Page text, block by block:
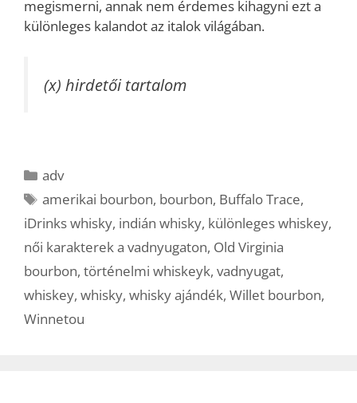
megismerni, annak nem érdemes kihagyni ezt a
különleges kalandot az italok világában.
(x) hirdetői tartalom
Kategória
adv
Címkék
amerikai bourbon, bourbon, Buffalo Trace,
iDrinks whisky, indián whisky, különleges whiskey,
női karakterek a vadnyugaton, Old Virginia
bourbon, történelmi whiskeyk, vadnyugat,
whiskey, whisky, whisky ajándék, Willet bourbon,
Winnetou